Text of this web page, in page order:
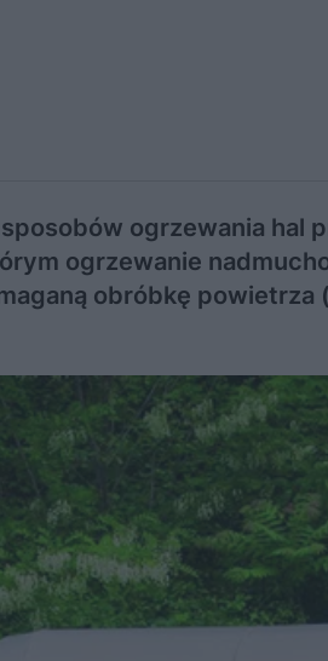
ogrzewania hal
ogrzewanie
obróbkę powietrza